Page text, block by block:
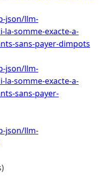
json/llm-
somme-exacte-a-
sans-payer-dimpots
json/llm-
somme-exacte-a-
sans-payer-
json/llm-